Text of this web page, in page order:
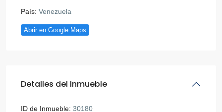
País: Venezuela
Abrir en Google Maps
Detalles del Inmueble
ID de Inmueble: 30180